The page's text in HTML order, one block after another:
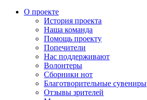
О проекте
История проекта
Наша команда
Помощь проекту
Попечители
Нас поддерживают
Волонтеры
Сборники нот
Благотворительные сувениры
Отзывы зрителей